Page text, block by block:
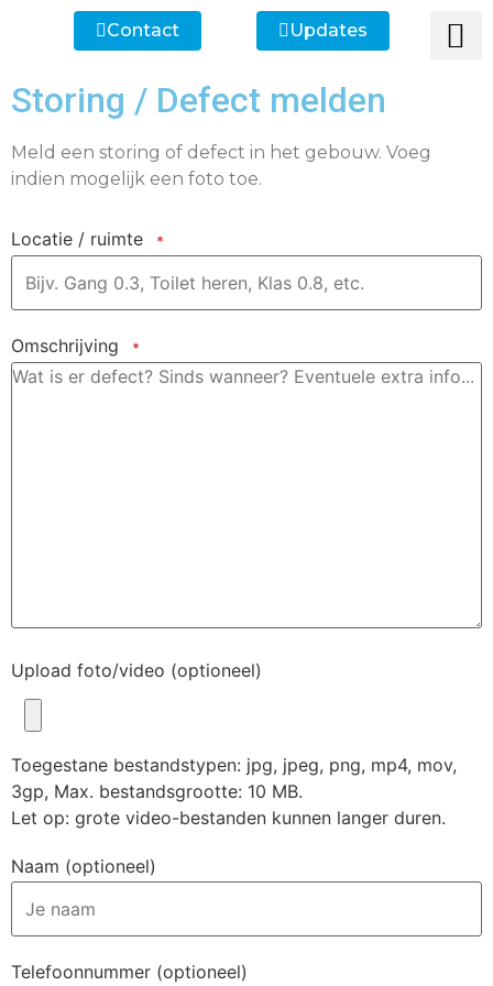
Contact Updates
Storing / Defect melden
Meld een storing of defect in het gebouw. Voeg
indien mogelijk een foto toe.
Locatie / ruimte *
Omschrijving *
Upload foto/video (optioneel)
Toegestane bestandstypen: jpg, jpeg, png, mp4, mov,
3gp, Max. bestandsgrootte: 10 MB.
Let op: grote video-bestanden kunnen langer duren.
Naam (optioneel)
Telefoonnummer (optioneel)